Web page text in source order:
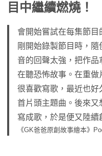
目中繼續燃燒！
會開始嘗試在每集節
剛開始錄製節目時，
音的回聲太強，把作
在聽恐怖故事。在重
很喜歡寫歌，最近也
首片頭主題曲。後來又
寫成歌，於是便又陸續
《GK爸爸原創故事繪本》